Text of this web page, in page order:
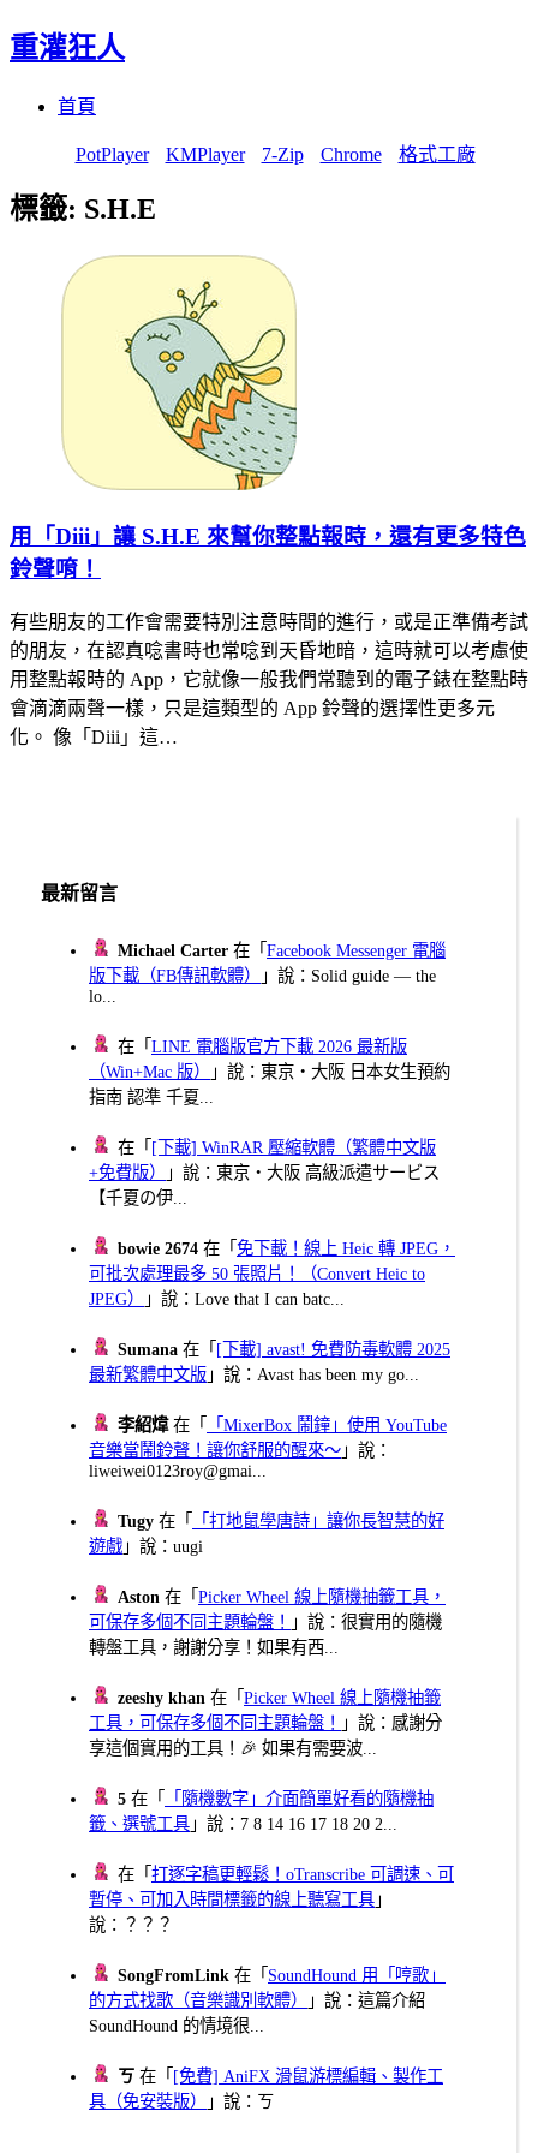
重灌狂人
首頁
PotPlayer KMPlayer 7-Zip Chrome 格式工廠
標籤: S.H.E
用「Diii」讓 S.H.E 來幫你整點報時，還有更多特色
鈴聲唷！
有些朋友的工作會需要特別注意時間的進行，或是正準備考試
的朋友，在認真唸書時也常唸到天昏地暗，這時就可以考慮使
用整點報時的 App，它就像一般我們常聽到的電子錶在整點時
會滴滴兩聲一樣，只是這類型的 App 鈴聲的選擇性更多元
化。 像「Diii」這…
最新留言
Michael Carter 在「Facebook Messenger 電腦
版下載（FB傳訊軟體）
」說：Solid guide — the
lo...
在「LINE 電腦版官方下載 2026 最新版
（Win+Mac 版）
」說：東京・大阪 日本女生預約
指南 認準 千夏...
在「 [下載] WinRAR 壓縮軟體（繁體中文版
+免費版）
」說：東京・大阪 高級派遣サービス
【千夏の伊...
bowie 2674 在「免下載！線上 Heic 轉 JPEG，
可批次處理最多 50 張照片！（Convert Heic to
JPEG）
」說：Love that I can batc...
Sumana 在「 [下載] avast! 免費防毒軟體 2025
最新繁體中文版 」說：Avast has been my go...
李紹煒在「
「MixerBox 鬧鐘」使用 YouTube
音樂當鬧鈴聲！讓你舒服的醒來～ 」說：
liweiwei0123roy@gmai...
Tugy 在「
「打地鼠學唐詩」讓你長智慧的好
遊戲 」說：uugi
Aston 在「Picker Wheel 線上隨機抽籤工具，
可保存多個不同主題輪盤！
」說：很實用的隨機
轉盤工具，謝謝分享！如果有西...
zeeshy khan 在「Picker Wheel 線上隨機抽籤
工具，可保存多個不同主題輪盤！
」說：感謝分
享這個實用的工具！🎉 如果有需要波...
5 在「
「隨機數字」介面簡單好看的隨機抽
籤、選號工具 」說：7 8 14 16 17 18 20 2...
在「打逐字稿更輕鬆！oTranscribe 可調速、可
暫停、可加入時間標籤的線上聽寫工具 」
說：？？？
SongFromLink 在「 SoundHound 用「哼歌」
的方式找歌（音樂識別軟體）
」說：這篇介紹
SoundHound 的情境很...
ㄎ 在「 [免費] AniFX 滑鼠游標編輯、製作工
具（免安裝版）
」說：ㄎ